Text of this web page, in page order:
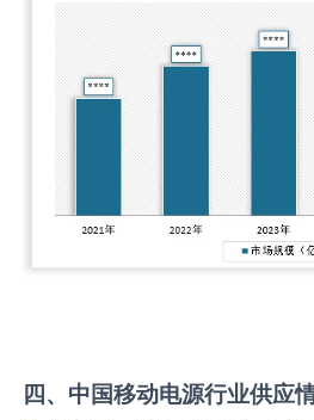
四、中国移动电源行业供应